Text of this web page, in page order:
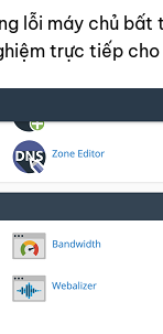
lỗi máy chủ
trực tiếp